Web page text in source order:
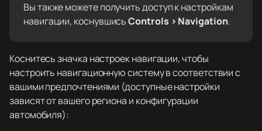
Вы также можете получить доступ к настройкам
навигации, коснувшисьControls > Navigation.
Коснитесь значка настроек навигации, чтобы
настроить навигационную систему в соответствии с
вашими предпочтениями (доступные настройки
зависят от вашего региона и конфигурации
автомобиля):